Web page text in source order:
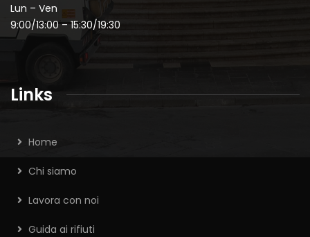
Lun – Ven
9:00/13:00 – 15:30/19:30
Links
Home
Chi siamo
Lavora con noi
Guida ai rifiuti